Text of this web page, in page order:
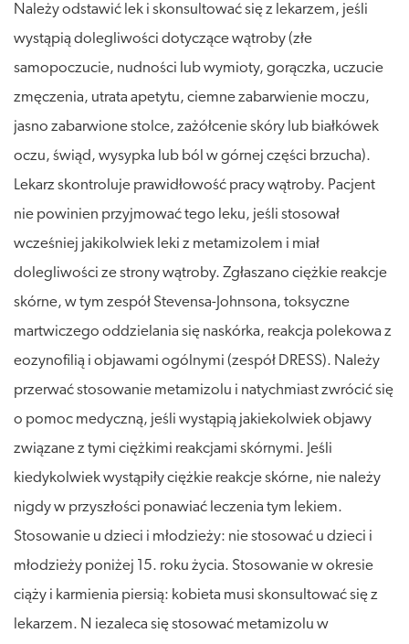
Należy odstawić lek i skonsultować się z lekarzem, jeśli
wystąpią dolegliwości dotyczące wątroby (złe
samopoczucie, nudności lub wymioty, gorączka, uczucie
zmęczenia, utrata apetytu, ciemne zabarwienie moczu,
jasno zabarwione stolce, zażółcenie skóry lub białkówek
oczu, świąd, wysypka lub ból w górnej części brzucha).
Lekarz skontroluje prawidłowość pracy wątroby. Pacjent
nie powinien przyjmować tego leku, jeśli stosował
wcześniej jakikolwiek leki z metamizolem i miał
dolegliwości ze strony wątroby. Zgłaszano ciężkie reakcje
skórne, w tym zespół Stevensa-Johnsona, toksyczne
martwiczego oddzielania się naskórka, reakcja polekowa z
eozynofilią i objawami ogólnymi (zespół DRESS). Należy
przerwać stosowanie metamizolu i natychmiast zwrócić się
o pomoc medyczną, jeśli wystąpią jakiekolwiek objawy
związane z tymi ciężkimi reakcjami skórnymi. Jeśli
kiedykolwiek wystąpiły ciężkie reakcje skórne, nie należy
nigdy w przyszłości ponawiać leczenia tym lekiem.
Stosowanie u dzieci i młodzieży: nie stosować u dzieci i
młodzieży poniżej 15. roku życia. Stosowanie w okresie
ciąży i karmienia piersią: kobieta musi skonsultować się z
lekarzem. N iezaleca się stosować metamizolu w